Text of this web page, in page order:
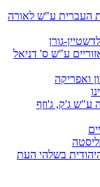
העברית ע"ש לאורה
גורן
ע"ש ס' דניאל
ואפריקה
ע"ש ג'ק, ג'וזף
בשלהי העת